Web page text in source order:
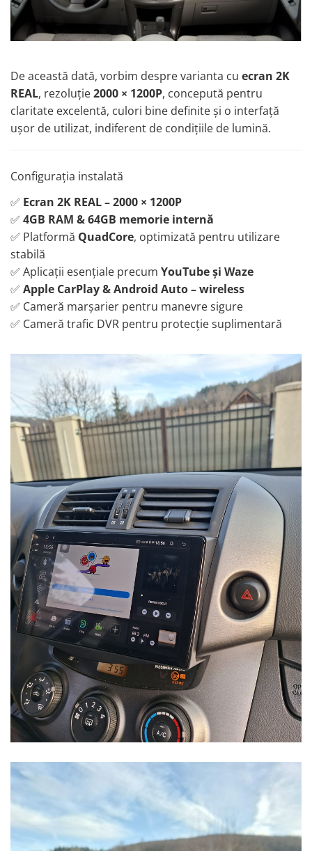
Land Rover
Mazda
Honda
Citroen
Isuzu
Chrysler
Subaru
Smart
Fiat
Volvo
Porsche
Ssangyong
Daihatsu
Dodge
Navigații auto universale
Navigații auto universale
Navigații universale 2DIN
Navigații universale 1DIN
Rame adaptoare auto
Rame adaptoare auto
Rame adaptoare Volkswagen
Rame adaptoare Ford
Rame adaptoare M-Benz
Rame adaptoare Opel
Rame adaptoare Skoda
Rame adaptoare Suzuki
De această dată, vorbim despre varianta cu ecran 2K
REAL, rezoluție2000 × 1200P, concepută pentru
claritate excelentă, culori bine definite și o interfață
ușor de utilizat, indiferent de condițiile de lumină.
Configurația instalată
✅ Ecran 2K REAL – 2000 × 1200P
✅ 4GB RAM & 64GB memorie internă
✅ Platformă QuadCore, optimizată pentru utilizare
stabilă
✅ Aplicații esențiale precum YouTube și Waze
✅ Apple CarPlay & Android Auto – wireless
✅ Cameră marșarier pentru manevre sigure
✅ Cameră trafic DVR pentru protecție suplimentară